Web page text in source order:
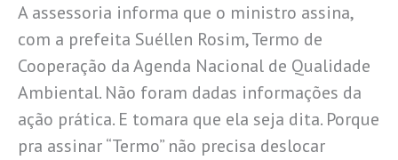
A assessoria informa que o ministro assina,
com a prefeita Suéllen Rosim, Termo de
Cooperação da Agenda Nacional de Qualidade
Ambiental. Não foram dadas informações da
ação prática. E tomara que ela seja dita. Porque
pra assinar “Termo” não precisa deslocar